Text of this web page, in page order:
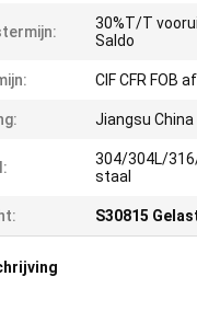
30%T/T
Saldo
CIF CFR FOB
Jiangsu
304/304L/
staal
S30815